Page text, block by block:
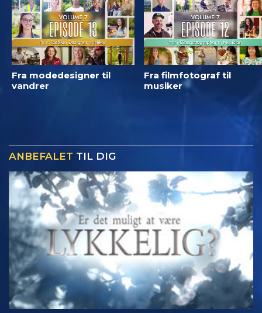
Fra modedesigner til
vandrer
Fra filmfotograf til
musiker
ANBEFALET TIL DIG